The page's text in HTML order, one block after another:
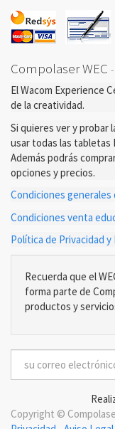
Compolaser WEC -
El Wacom Experience
de la creatividad.
Si quieres ver y probar
usar todas las
Además podrás
opciones y precios.
Condiciones
Condiciones venta
Política de Privacidad
Recuerda que el
forma parte de
productos y
Copyright ©